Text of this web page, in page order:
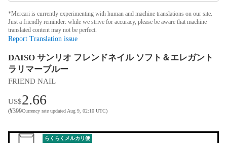
*Mercari is currently experimenting with human and machine translations on our site.
Just a friendly reminder: while we strive for accuracy, please be aware that machine
translated content may not be perfect.
Report Translation issue
DAISO サンリオ フレンドネイル ソフト＆エレガント
ラリマーブルー
FRIEND NAIL
US$2.66
(¥399Currency rate updated Aug 9, 02:10 UTC)
らくらくメルカリ便